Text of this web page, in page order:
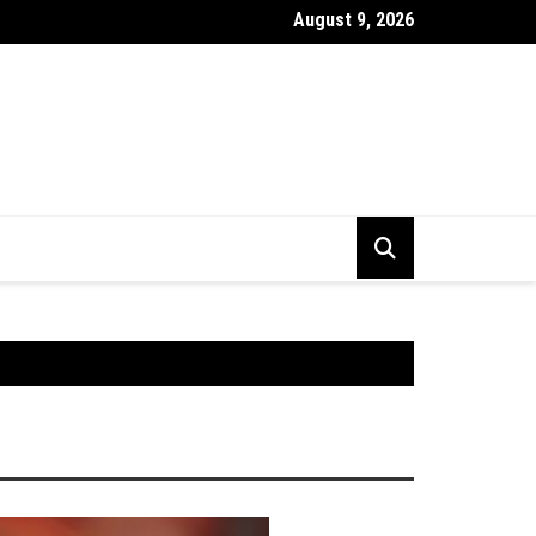
BSE Kya Hai ? Market Index Kya Hota Hai Puri Jankari Hindi
August 9, 2026